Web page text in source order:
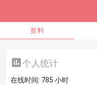
资料
个人统计
在线时间: 785 小时